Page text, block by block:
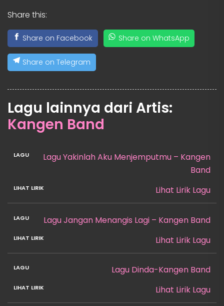
Share this:
Share on Facebook Share on WhatsApp
Share on Telegram
Lagu lainnya dari Artis:
Kangen Band
Lagu Yakinlah Aku Menjemputmu – Kangen
Band
Lihat Lirik Lagu
Lagu Jangan Menangis Lagi – Kangen Band
Lihat Lirik Lagu
Lagu Dinda-Kangen Band
Lihat Lirik Lagu